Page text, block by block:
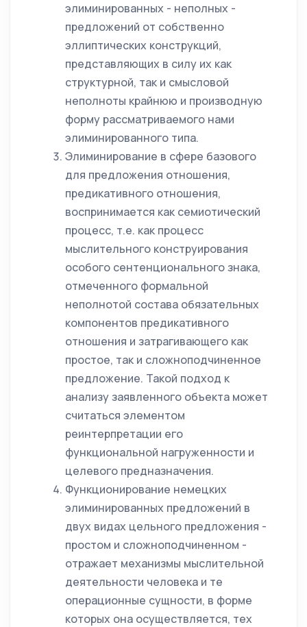
элиминированных - неполных -
предложений от собственно
эллиптических конструкций,
представляющих в силу их как
структурной, так и смысловой
неполноты крайнюю и производную
форму рассматриваемого нами
элиминированного типа.
Элиминирование в сфере базового
для предложения отношения,
предикативного отношения,
воспринимается как семиотический
процесс, т.е. как процесс
мыслительного конструирования
особого сентенционального знака,
отмеченного формальной
неполнотой состава обязательных
компонентов предикативного
отношения и затрагивающего как
простое, так и сложноподчиненное
предложение. Такой подход к
анализу заявленного объекта может
считаться элементом
реинтерпретации его
функциональной нагруженности и
целевого предназначения.
Функционирование немецких
элиминированных предложений в
двух видах цельного предложения -
простом и сложноподчиненном -
отражает механизмы мыслительной
деятельности человека и те
операционные сущности, в форме
которых она осуществляется, тех